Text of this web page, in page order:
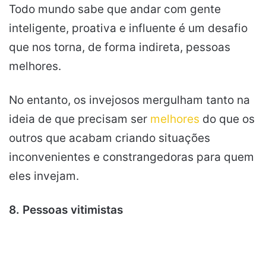
Todo mundo sabe que andar com gente
inteligente, proativa e influente é um desafio
que nos torna, de forma indireta, pessoas
melhores.
No entanto, os invejosos mergulham tanto na
ideia de que precisam ser melhores do que os
outros que acabam criando situações
inconvenientes e constrangedoras para quem
eles invejam.
8. Pessoas vitimistas